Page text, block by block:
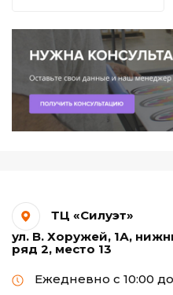
ТЦ «Силуэт»
ул. В. Хоружей, 1А,
ряд 2, место 13
Ежедневно с 10:00